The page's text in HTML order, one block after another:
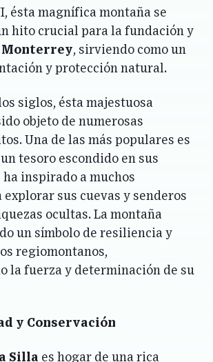
ésta magnífica montaña se
hito crucial para la fundación y
Monterrey, sirviendo como un
y protección natural.
siglos, ésta majestuosa
objeto de numerosas
Una de las más populares es
tesoro escondido en sus
ha inspirado a muchos
explorar sus cuevas y senderos
ocultas. La montaña
un símbolo de resiliencia y
regiomontanos,
la fuerza y determinación de su
y Conservación
Silla es hogar de una rica